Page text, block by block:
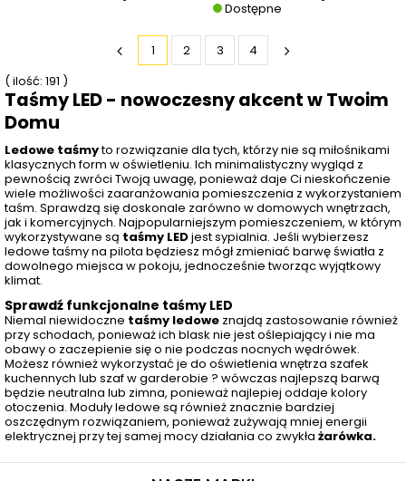
Dostępne
1 2 3
4
( ilość: 191 )
Taśmy LED - nowoczesny akcent w Twoim
Domu
Ledowe taśmyto rozwiązanie dla tych, którzy nie są miłośnikami
klasycznych form w oświetleniu. Ich minimalistyczny wygląd z
pewnością zwróci Twoją uwagę, ponieważ daje Ci nieskończenie
wiele możliwości zaaranżowania pomieszczenia z wykorzystaniem
taśm. Sprawdzą się doskonale zarówno w domowych wnętrzach,
jak i komercyjnych. Najpopularniejszym pomieszczeniem, w którym
wykorzystywane są taśmy LEDjest sypialnia. Jeśli wybierzesz
ledowe taśmy na pilota będziesz mógł zmieniać barwę światła z
dowolnego miejsca w pokoju, jednocześnie tworząc wyjątkowy
klimat.
Sprawdź funkcjonalne taśmy LED
Niemal niewidoczne taśmy ledowe znajdą zastosowanie również
przy schodach, ponieważ ich blask nie jest oślepiający i nie ma
obawy o zaczepienie się o nie podczas nocnych wędrówek.
Możesz również wykorzystać je do oświetlenia wnętrza szafek
kuchennych lub szaf w garderobie ? wówczas najlepszą barwą
będzie neutralna lub zimna, ponieważ najlepiej oddaje kolory
otoczenia. Moduły ledowe są również znacznie bardziej
oszczędnym rozwiązaniem, ponieważ zużywają mniej energii
elektrycznej przy tej samej mocy działania co zwykła żarówka.